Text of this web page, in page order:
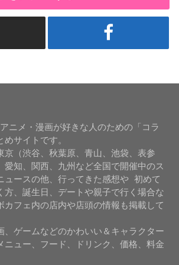
ニメ・漫画が好きな人のための「コラ
サイトです。
京（渋谷、秋葉原、青山、池袋、表参
愛知、関西、九州など全国で開催中のス
ュースの他、行ってきた感想や 初めて
方、誕生日、デートや親子で行く場合な
カフェ内の店内や店頭の情報も掲載して
、ゲームなどのかわいい＆キャラクター
ニュー、フード、ドリンク、価格、料金